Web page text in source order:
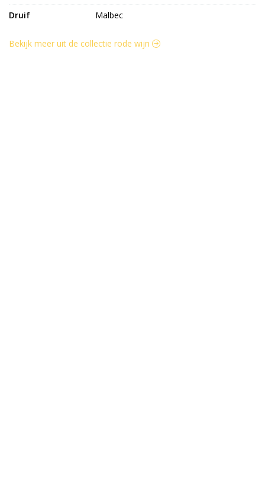
Druif
Malbec
Bekijk meer uit de collectie rode wijn